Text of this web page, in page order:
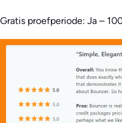
Gratis proefperiode: Ja –